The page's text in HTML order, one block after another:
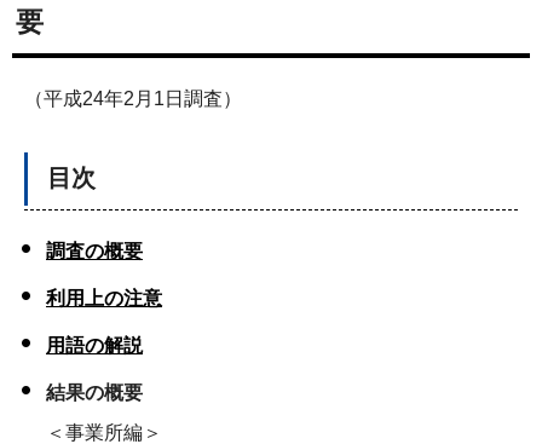
要
（平成24年2月1日調査）
目次
調査の概要
利用上の注意
用語の解説
結果の概要
＜事業所編＞